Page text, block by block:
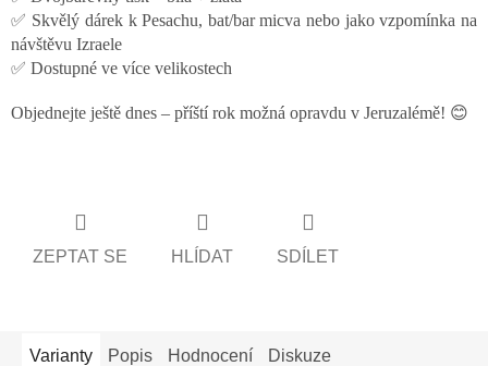
✅ Skvělý dárek k Pesachu, bat/bar micva nebo jako vzpomínka na
návštěvu Izraele
✅ Dostupné ve více velikostech
Objednejte ještě dnes – příští rok možná opravdu v Jeruzalémě! 😊
ZEPTAT SE HLÍDAT SDÍLET
Varianty Popis Hodnocení Diskuze